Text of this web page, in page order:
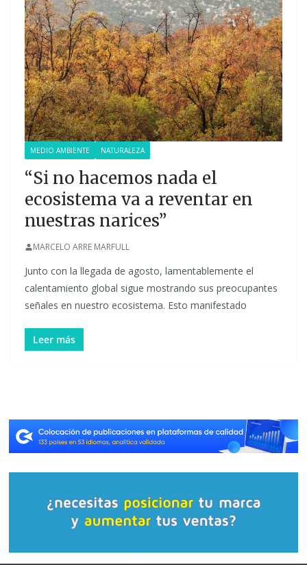
MEDIO AMBIENTE NATURALEZA
“Si no hacemos nada el
ecosistema va a reventar en
nuestras narices”
MARCELO ARRE MARFULL
Junto con la llegada de agosto, lamentablemente el
calentamiento global sigue mostrando sus preocupantes
señales en nuestro ecosistema. Esto manifestado
Leer más